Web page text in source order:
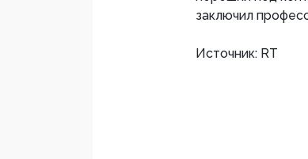
заключил
Источник: RT